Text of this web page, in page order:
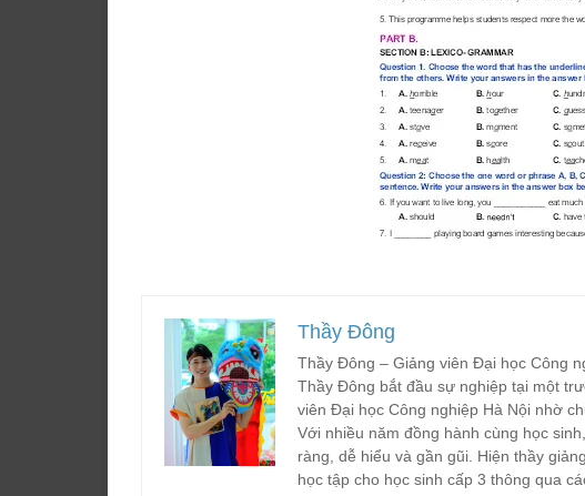
Thầy Đông
Thầy Đông – Giảng viên Đại học Công
Thầy Đông bắt đầu sự nghiệp tại một
viên Đại học Công nghiệp Hà Nội nhờ
Với nhiều năm đồng hành cùng học
ràng, dễ hiểu và gần gũi. Hiện thầy
học tập cho học sinh cấp 3 thông qua